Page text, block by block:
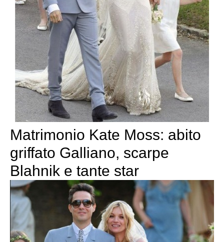
Matrimonio Kate Moss: abito
griffato Galliano, scarpe
Blahnik e tante star